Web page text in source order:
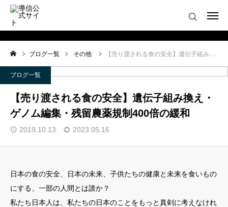
ブログ一覧 その他 【売り渡される食の安全】遺伝子組み換え・ゲノム編集・残留農薬規制400倍の緩和
ブログ一覧
【売り渡される食の安全】遺伝子組み換え・
ゲノム編集・残留農薬規制400倍の緩和
2019.10.13 2023.05.16
日本の食の安全、日本の未来、子供たちの健康と未来を食いもの
にする、一部の人間とは誰か？
私たち日本人は、私たちの日本のことをもっと真剣に考えなけれ
ログイン 会員登録について
ホーム
導信サイト／霊的真理とは
会員登録について
お役立ちアイテム
靈符※会員限定